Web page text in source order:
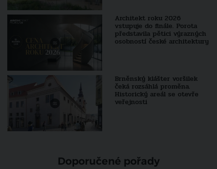
Architekt roku 2026
vstupuje do finále. Porota
představila pětici výrazných
osobností české architektury
Brněnský klášter voršilek
čeká rozsáhlá proměna.
Historický areál se otevře
veřejnosti
Doporučené pořady